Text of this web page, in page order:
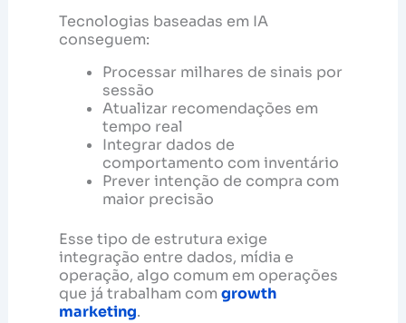
Tecnologias baseadas em IA
conseguem:
Processar milhares de sinais por
sessão
Atualizar recomendações em
tempo real
Integrar dados de
comportamento com inventário
Prever intenção de compra com
maior precisão
Esse tipo de estrutura exige
integração entre dados, mídia e
operação, algo comum em operações
que já trabalham com growth
marketing.